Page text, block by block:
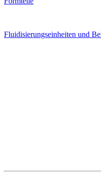
Fluidisierungseinheiten und